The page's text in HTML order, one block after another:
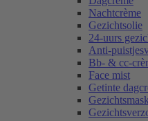
Nachtcrème
Gezichtsolie
24-uurs
Anti-
Bb- & cc-
Face mist
Getinte